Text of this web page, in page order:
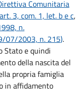
Comunitaria
3, com. 1, let. b e c,
n.
07/2003, n. 215).
Stato e quindi
della nascita del
propria famiglia
in affidamento